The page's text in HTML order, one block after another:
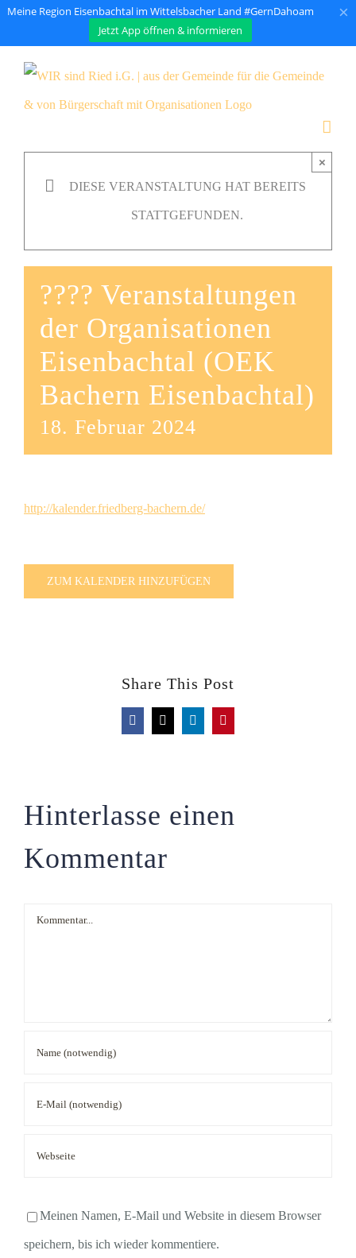
Meine Region Eisenbachtal im Wittelsbacher Land #GernDahoam
Jetzt App öffnen & informieren
×
DIESE VERANSTALTUNG HAT BEREITS
STATTGEFUNDEN.
×
???? Veranstaltungen
der Organisationen
Eisenbachtal (OEK
Bachern Eisenbachtal)
18. Februar 2024
http://kalender.friedberg-bachern.de/
ZUM KALENDER HINZUFÜGEN
Share This Post
Facebook
X LinkedInPinterest
Hinterlasse einen
Kommentar
Kommentar
Meinen Namen, E-Mail und Website in diesem Browser
speichern, bis ich wieder kommentiere.